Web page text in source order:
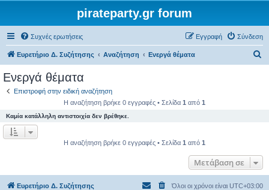
pirateparty.gr forum
Συχνές ερωτήσεις Σύνδεση
Εγγραφή
Ευρετήριο Δ. Συζήτησης Αναζήτηση Ενεργά θέματα
η
Ενεργά θέματα
Επιστροφή στην ειδική αναζήτηση
Η αναζήτηση βρήκε 0 εγγραφές • Σελίδα 1 από 1
Καμία κατάλληλη αντιστοιχία δεν βρέθηκε.
Η αναζήτηση βρήκε 0 εγγραφές • Σελίδα 1 από 1
Μετάβαση σε
Ευρετήριο Δ. Συζήτησης Όλοι οι χρόνοι είναι UTC+03:00